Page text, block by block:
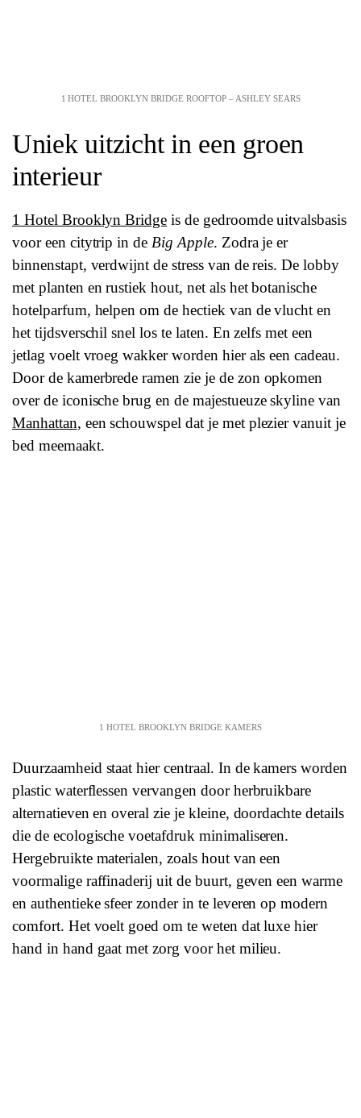
1 HOTEL BROOKLYN BRIDGE ROOFTOP – ASHLEY SEARS
Uniek uitzicht in een groen
interieur
1 Hotel Brooklyn Bridge is de gedroomde uitvalsbasis
voor een citytrip in de Big Apple. Zodra je er
binnenstapt, verdwijnt de stress van de reis. De lobby
met planten en rustiek hout, net als het botanische
hotelparfum, helpen om de hectiek van de vlucht en
het tijdsverschil snel los te laten. En zelfs met een
jetlag voelt vroeg wakker worden hier als een cadeau.
Door de kamerbrede ramen zie je de zon opkomen
over de iconische brug en de majestueuze skyline van
Manhattan, een schouwspel dat je met plezier vanuit je
bed meemaakt.
1 HOTEL BROOKLYN BRIDGE KAMERS
Duurzaamheid staat hier centraal. In de kamers worden
plastic waterflessen vervangen door herbruikbare
alternatieven en overal zie je kleine, doordachte details
die de ecologische voetafdruk minimaliseren.
Hergebruikte materialen, zoals hout van een
voormalige raffinaderij uit de buurt, geven een warme
en authentieke sfeer zonder in te leveren op modern
comfort. Het voelt goed om te weten dat luxe hier
hand in hand gaat met zorg voor het milieu.